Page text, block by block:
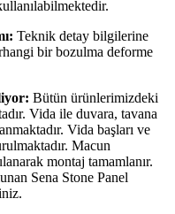
Teknik detay bilgilerine
bir bozulma deforme
Bütün ürünlerimizdeki
Vida ile duvara, tavana
Vida başları ve
Macun
montaj tamamlanır.
Sena Stone Panel